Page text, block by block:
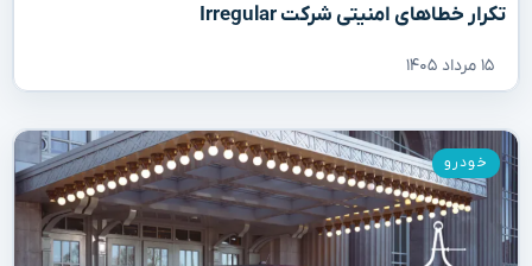
تکرار خطاهای امنیتی شرکت Irregular
۱۵ مرداد ۱۴۰۵
خودرو